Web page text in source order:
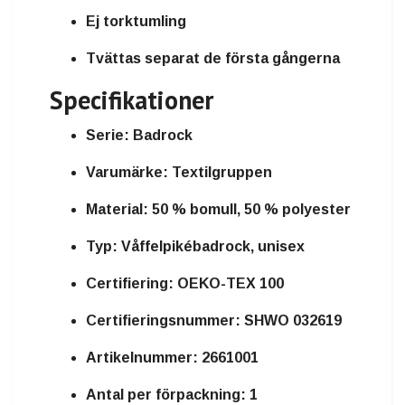
Ej torktumling
Tvättas separat de första gångerna
Specifikationer
Serie: Badrock
Varumärke: Textilgruppen
Material: 50 % bomull, 50 % polyester
Typ: Våffelpikébadrock, unisex
Certifiering: OEKO-TEX 100
Certifieringsnummer: SHWO 032619
Artikelnummer: 2661001
Antal per förpackning: 1